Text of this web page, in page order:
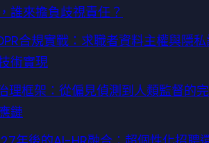
誰來擔負歧視責任？
合規實戰：求職者資料主權與隱
術實現
理框架：從偏見偵測到人類監督的
鏈